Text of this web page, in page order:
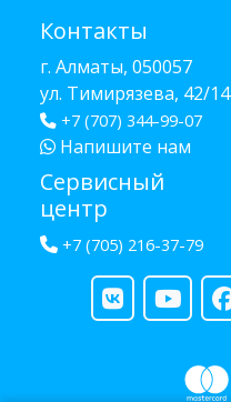
Контакты
г. Алматы, 050057
ул. Тимирязева, 42/14
+7 (707) 344-99-07
Напишите нам
Сервисный
центр
+7 (705) 216-37-79